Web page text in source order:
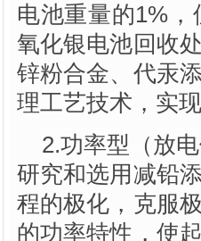
电池重量的1%
氧化银电池回收
锌粉合金、代汞
理工艺技术，实
2.功率型（放
研究和选用减铅
程的极化，克服
的功率特性，使